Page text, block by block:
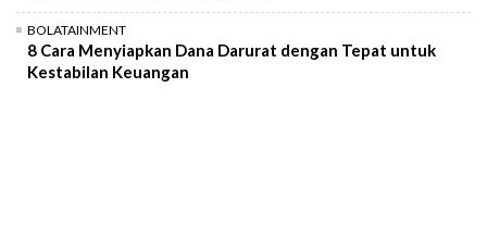
BOLATAINMENT
8 Cara Menyiapkan Dana Darurat dengan Tepat untuk
Kestabilan Keuangan